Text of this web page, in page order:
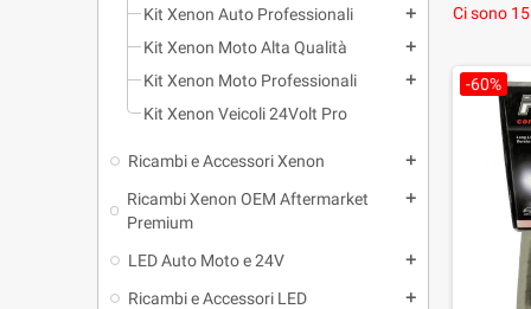
Kit Xenon Auto Professionali add
Kit Xenon Moto Alta Qualità add
Kit Xenon Moto Professionali add
Kit Xenon Veicoli 24Volt Pro
Ricambi e Accessori Xenon add
Ricambi Xenon OEM Aftermarket
Premium
add
LED Auto Moto e 24V add
Ricambi e Accessori LED add
Prima di
Ci sono
-60%